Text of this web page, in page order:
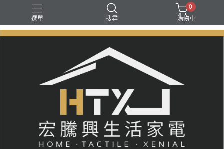
選單 搜尋
0
購物車